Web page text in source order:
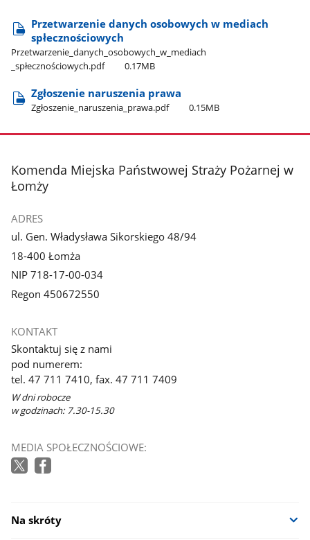
Przetwarzenie danych osobowych w mediach
spłecznościowych
Przetwarzenie​_danych​_osobowych​_w​_mediach​
_spłecznościowych.pdf
0.17MB
Zgłoszenie naruszenia prawa
Zgłoszenie​_naruszenia​_prawa.pdf 0.15MB
stopka
Komenda Miejska Państwowej Straży Pożarnej w
Łomży
ADRES
ul. Gen. Władysława Sikorskiego 48/94
18-400 Łomża
NIP 718-17-00-034
Regon 450672550
KONTAKT
Skontaktuj się z nami
pod numerem:
tel. 47 711 7410, fax. 47 711 7409
W dni robocze
w godzinach: 7.30-15.30
MEDIA SPOŁECZNOŚCIOWE:
Na skróty